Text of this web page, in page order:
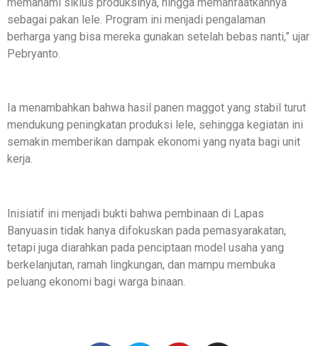
sebagai pakan lele. Program ini menjadi pengalaman
berharga yang bisa mereka gunakan setelah bebas nanti,” ujar
Pebryanto.
Ia menambahkan bahwa hasil panen maggot yang stabil turut
mendukung peningkatan produksi lele, sehingga kegiatan ini
semakin memberikan dampak ekonomi yang nyata bagi unit
kerja.
Inisiatif ini menjadi bukti bahwa pembinaan di Lapas
Banyuasin tidak hanya difokuskan pada pemasyarakatan,
tetapi juga diarahkan pada penciptaan model usaha yang
berkelanjutan, ramah lingkungan, dan mampu membuka
peluang ekonomi bagi warga binaan.